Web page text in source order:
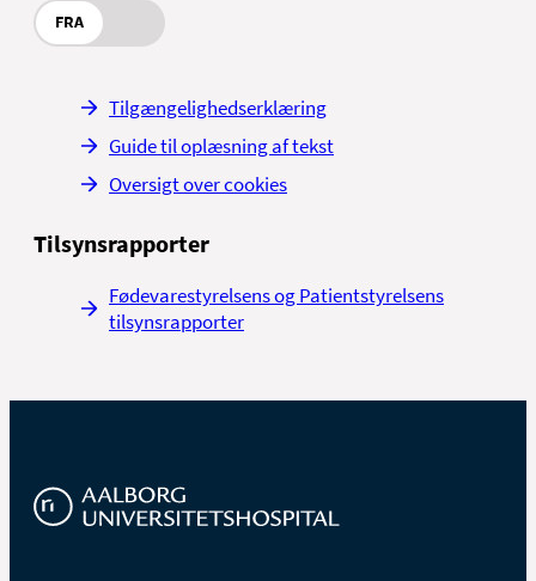
FRA
Tilgængelighedserklæring
Guide til oplæsning af tekst
Oversigt over cookies
Tilsynsrapporter
Fødevarestyrelsens og Patientstyrelsens
tilsynsrapporter